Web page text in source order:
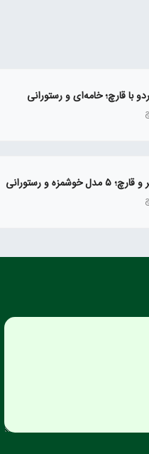
با قارچ؛ خامه‌ای و رستورانی
و رستورانی